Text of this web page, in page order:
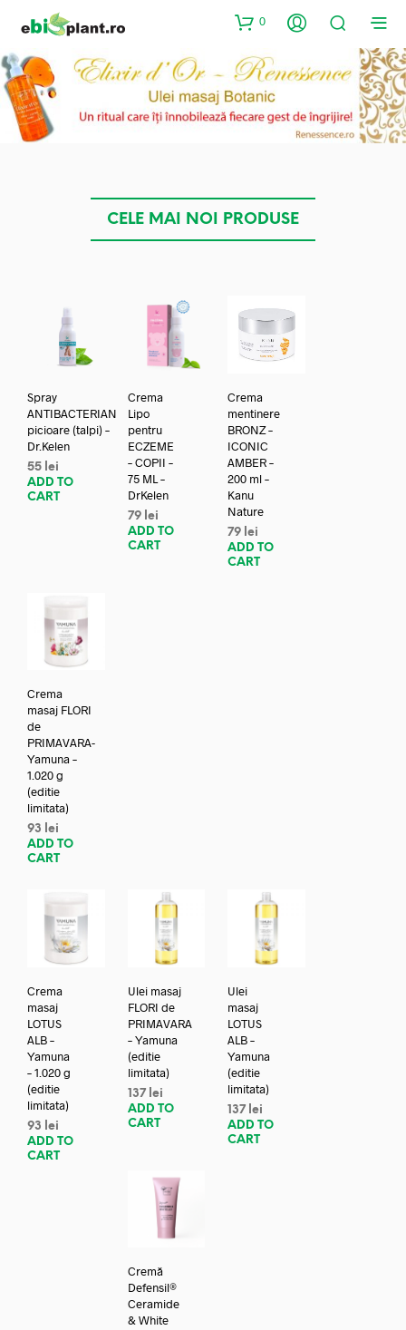
0
CELE MAI NOI PRODUSE
Spray
ANTIBACTERIAN
picioare (talpi) –
Dr.Kelen
55 lei
ADD TO
CART
Crema
Lipo
pentru
ECZEME
– COPII –
75 ML –
DrKelen
79 lei
ADD TO
CART
Crema
mentinere
BRONZ –
ICONIC
AMBER –
200 ml –
Kanu
Nature
79 lei
ADD TO
CART
Crema
masaj FLORI
de
PRIMAVARA-
Yamuna –
1.020 g
(editie
limitata)
93
lei
ADD TO
CART
Crema
masaj
LOTUS
ALB –
Yamuna
– 1.020 g
(editie
limitata)
93
lei
ADD TO
CART
Ulei masaj
FLORI de
PRIMAVARA
– Yamuna
(editie
limitata)
137 lei
ADD TO
CART
Ulei
masaj
LOTUS
ALB –
Yamuna
(editie
limitata)
137 lei
ADD TO
CART
Cremă
Defensil®
Ceramide
& White